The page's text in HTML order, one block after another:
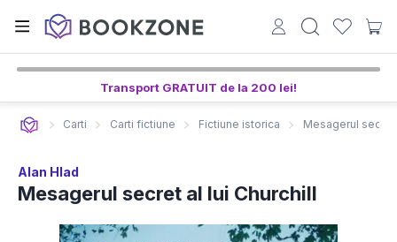
Transport GRATUIT de la 200 lei!
Carti Carti fictiune Fictiune istorica Mesagerul secret
Alan Hlad
Mesagerul secret al lui Churchill